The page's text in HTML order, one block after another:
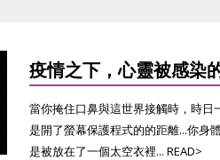
疫情之下，心靈被感染
當你掩住口鼻與這世界接觸時，時日
是開了螢幕保護程式的的距離...你身
是被放在了一個太空衣裡... READ>